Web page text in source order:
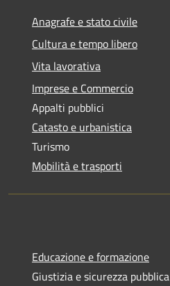
Anagrafe e stato civile
Cultura e tempo libero
Vita lavorativa
Imprese e Commercio
Appalti pubblici
Catasto e urbanistica
Turismo
Mobilità e trasporti
Educazione e formazione
Giustizia e sicurezza pubblica